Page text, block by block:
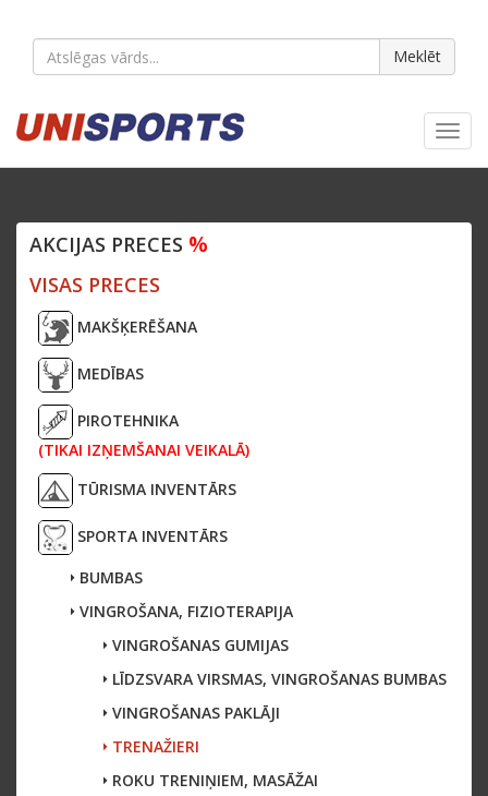
Meklēt
AKCIJAS PRECES %
VISAS PRECES
MAKŠĶERĒŠANA
MEDĪBAS
PIROTEHNIKA
(TIKAI IZŅEMŠANAI VEIKALĀ)
TŪRISMA INVENTĀRS
SPORTA INVENTĀRS
BUMBAS
VINGROŠANA, FIZIOTERAPIJA
VINGROŠANAS GUMIJAS
LĪDZSVARA VIRSMAS, VINGROŠANAS BUMBAS
VINGROŠANAS PAKLĀJI
TRENAŽIERI
ROKU TRENIŅIEM, MASĀŽAI